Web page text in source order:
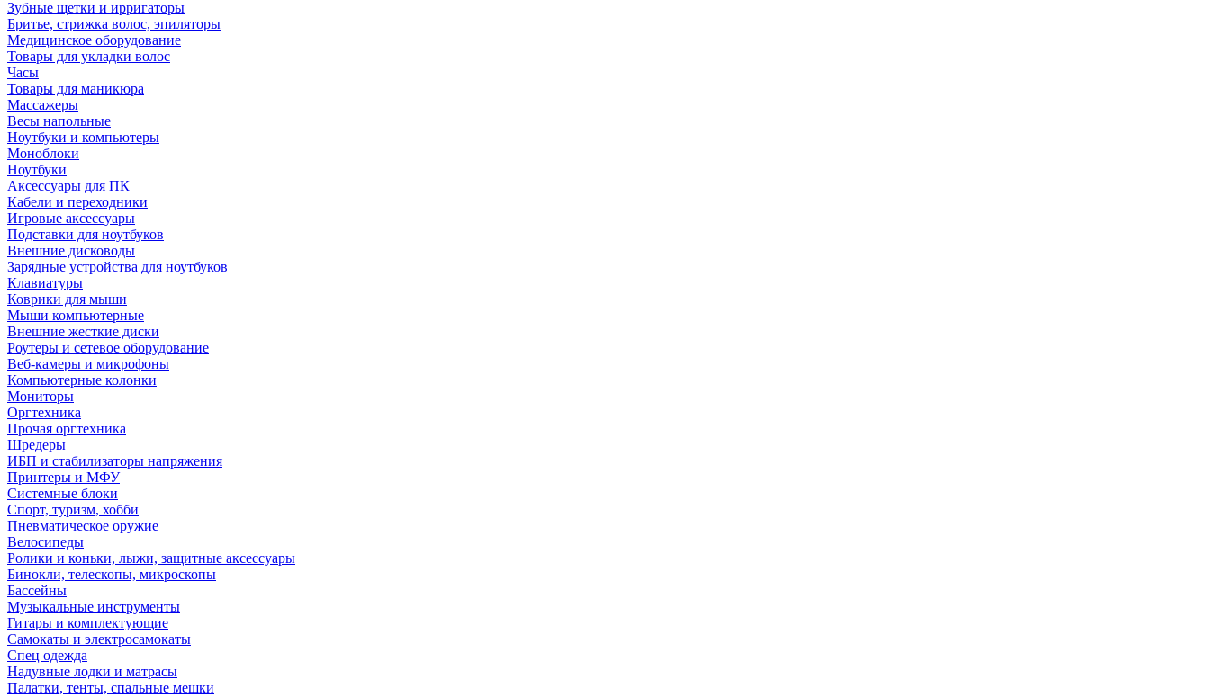
Зубные щетки и ирригаторы
Бритье, стрижка волос, эпиляторы
Медицинское оборудование
Товары для укладки волос
Часы
Товары для маникюра
Массажеры
Весы напольные
Ноутбуки и компьютеры
Моноблоки
Ноутбуки
Аксессуары для ПК
Кабели и переходники
Игровые аксессуары
Подставки для ноутбуков
Внешние дисководы
Зарядные устройства для ноутбуков
Клавиатуры
Коврики для мыши
Мыши компьютерные
Внешние жесткие диски
Роутеры и сетевое оборудование
Веб-камеры и микрофоны
Компьютерные колонки
Мониторы
Оргтехника
Прочая оргтехника
Шредеры
ИБП и стабилизаторы напряжения
Принтеры и МФУ
Системные блоки
Спорт, туризм, хобби
Пневматическое оружие
Велосипеды
Ролики и коньки, лыжи, защитные аксессуары
Бинокли, телескопы, микроскопы
Бассейны
Музыкальные инструменты
Гитары и комплектующие
Самокаты и электросамокаты
Спец одежда
Надувные лодки и матрасы
Палатки, тенты, спальные мешки